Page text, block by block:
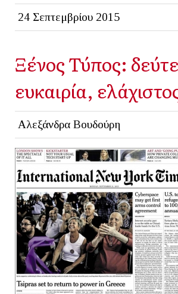
24 Σεπτεμβρίου 2015
Ξένος Τύπος:
ευκαιρία,
Αλεξάνδρα Βουδούρη